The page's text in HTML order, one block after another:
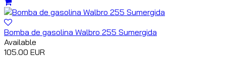
Bomba de gasolina Walbro 255 Sumergida
Available
105.00 EUR